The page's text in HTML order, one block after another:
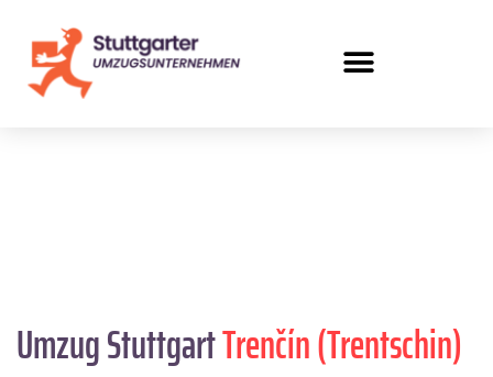
Umzug StuttgartTrenčín (Trentschin)